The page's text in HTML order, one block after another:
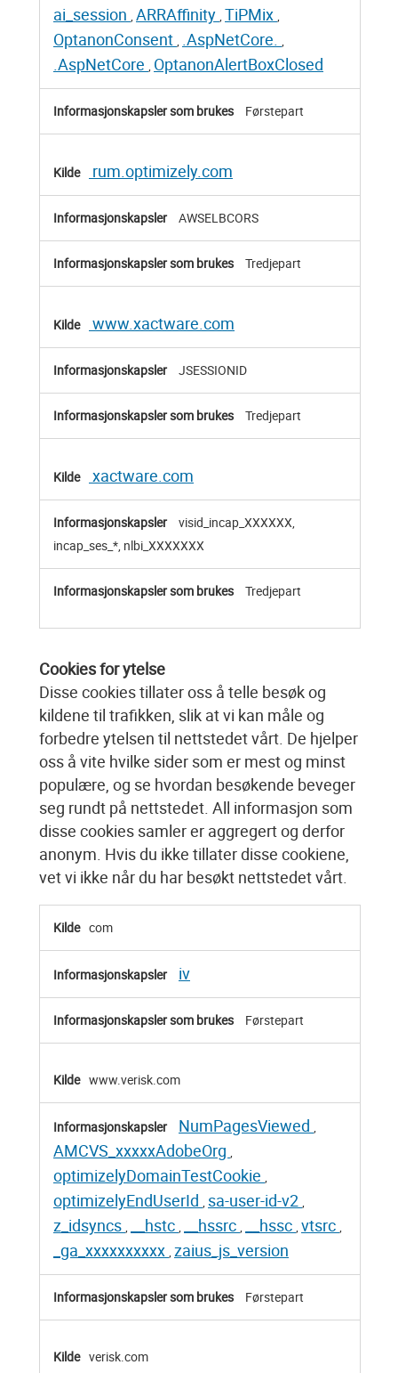
ai_session , ARRAffinity , TiPMix ,
OptanonConsent , .AspNetCore. ,
.AspNetCore , OptanonAlertBoxClosed
Førstepart
rum.optimizely.com
AWSELBCORS
Tredjepart
www.xactware.com
JSESSIONID
Tredjepart
xactware.com
visid_incap_XXXXXX,
incap_ses_*, nlbi_XXXXXXX
Tredjepart
Cookies for ytelse
Disse cookies tillater oss å telle besøk og
kildene til trafikken, slik at vi kan måle og
forbedre ytelsen til nettstedet vårt. De hjelper
oss å vite hvilke sider som er mest og minst
populære, og se hvordan besøkende beveger
seg rundt på nettstedet. All informasjon som
disse cookies samler er aggregert og derfor
anonym. Hvis du ikke tillater disse cookiene,
vet vi ikke når du har besøkt nettstedet vårt.
for
ytelse
com
iv
Førstepart
www.verisk.com
NumPagesViewed ,
AMCVS_xxxxxAdobeOrg ,
optimizelyDomainTestCookie ,
optimizelyEndUserId , sa-user-id-v2 ,
z_idsyncs , __hstc , __hssrc , __hssc , vtsrc ,
_ga_xxxxxxxxxx , zaius_js_version
Førstepart
verisk.com